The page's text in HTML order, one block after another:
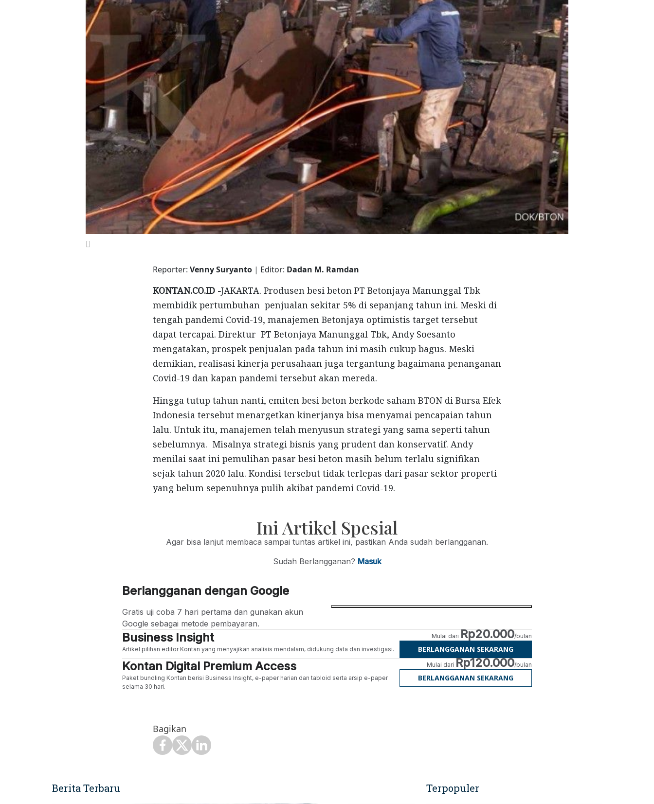
[]
Reporter: Venny Suryanto | Editor: Dadan M. Ramdan
KONTAN.CO.ID -JAKARTA. Produsen besi beton PT Betonjaya Manunggal Tbk
membidik pertumbuhan penjualan sekitar 5% di sepanjang tahun ini. Meski di
tengah pandemi Covid-19, manajemen Betonjaya optimistis target tersebut
dapat tercapai. Direktur PT Betonjaya Manunggal Tbk, Andy Soesanto
mengatakan, prospek penjualan pada tahun ini masih cukup bagus. Meski
demikian, realisasi kinerja perusahaan juga tergantung bagaimana penanganan
Covid-19 dan kapan pandemi tersebut akan mereda.
Hingga tutup tahun nanti, emiten besi beton berkode saham BTON di Bursa Efek
Indonesia tersebut menargetkan kinerjanya bisa menyamai pencapaian tahun
lalu. Untuk itu, manajemen telah menyusun strategi yang sama seperti tahun
sebelumnya. Misalnya strategi bisnis yang prudent dan konservatif. Andy
menilai saat ini pemulihan pasar besi beton masih belum terlalu signifikan
sejak tahun 2020 lalu. Kondisi tersebut tidak terlepas dari pasar sektor properti
yang belum sepenuhnya pulih akibat pandemi Covid-19.
Ini Artikel Spesial
Agar bisa lanjut membaca sampai tuntas artikel ini, pastikan Anda sudah berlangganan.
Sudah Berlangganan? Masuk
Berlangganan dengan Google
Gratis uji coba 7 hari pertama dan gunakan akun
Google sebagai metode pembayaran.
Business Insight
Artikel pilihan editor Kontan yang menyajikan analisis mendalam, didukung data dan investigasi.
Mulai dari Rp20.000/bulan
BERLANGGANAN SEKARANG
Kontan Digital Premium Access
Paket bundling Kontan berisi Business Insight, e-paper harian dan tabloid serta arsip e-paper
selama 30 hari.
Mulai dari Rp120.000/bulan
BERLANGGANAN SEKARANG
Bagikan
Berita Terbaru Terpopuler